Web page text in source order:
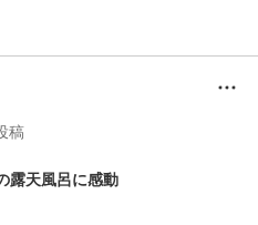
マルフィ」と称される雑賀崎。心に
にお世話になったおかげです。あ
稿
露天風呂に感動